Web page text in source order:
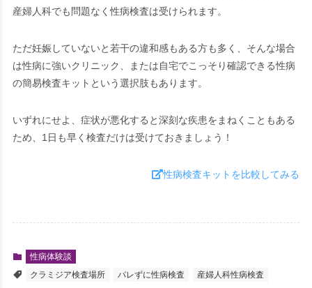
産婦人科でも問題なく性病検査は受けられます。
ただ妊娠していないと若干の違和感もある方も多く、そんな場合
は性病に強いクリニック、または自宅でこっそり確認できる性病
の簡易検査キット という選択肢もあります。
いずれにせよ、症状が悪化すると深刻な疾患をまねくこともある
ため、1日も早く検査だけは受けておきましょう！
性病検査キットを比較してみる
性病体験談
クラミジア検査場所
バレずに性病検査 産婦人科性病検査